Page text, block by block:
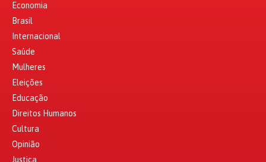
Economia
Brasil
Internacional
Saúde
Mulheres
Eleições
Educação
Direitos Humanos
Cultura
Opinião
Justiça